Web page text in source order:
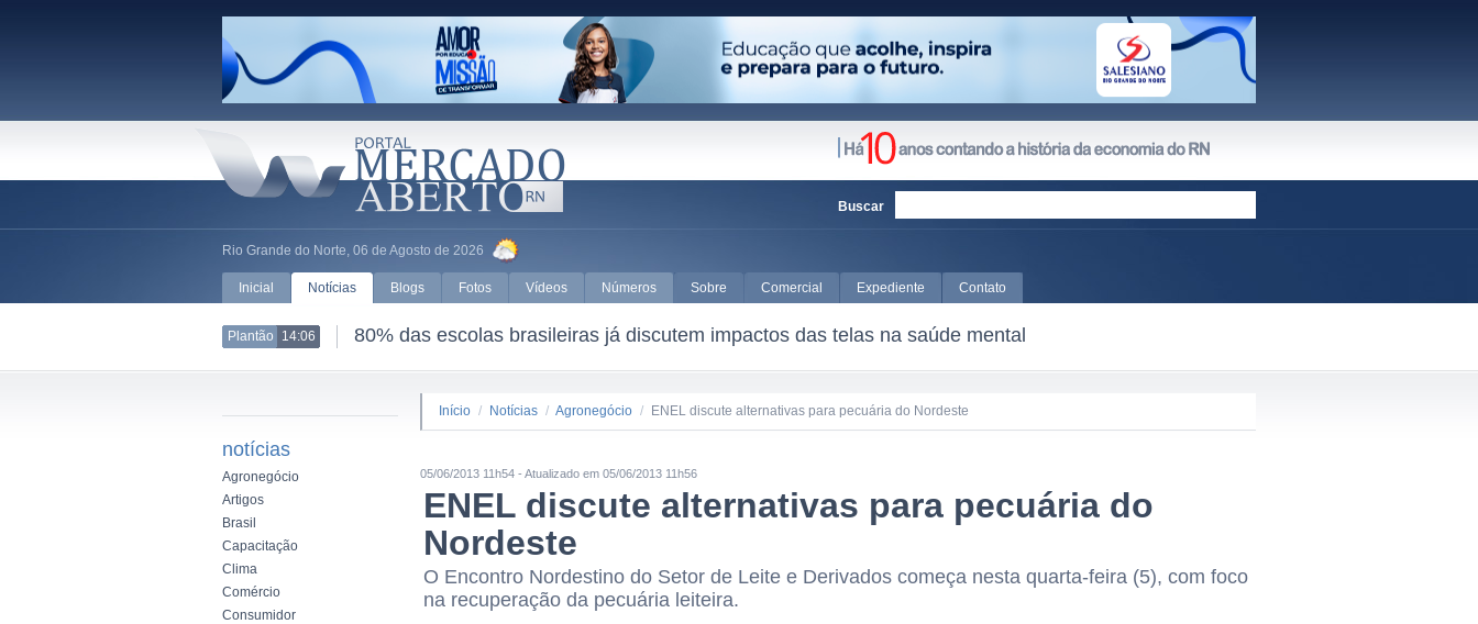
Rio Grande do Norte, 06 de Agosto de 2026
Buscar
Inicial Notícias Blogs Fotos Vídeos Números Sobre Comercial Expediente Contato
Plantão 14:06 80% das escolas brasileiras já discutem impactos das telas na saúde mental
notícias
Agronegócio
Artigos
Brasil
Capacitação
Clima
Comércio
Consumidor
Início / Notícias / Agronegócio / ENEL discute alternativas para pecuária do Nordeste
05/06/2013 11h54 - Atualizado em 05/06/2013 11h56
ENEL discute alternativas para pecuária do
Nordeste
O Encontro Nordestino do Setor de Leite e Derivados começa nesta quarta-feira (5), com foco
na recuperação da pecuária leiteira.